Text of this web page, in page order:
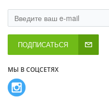
ПОДПИСАТЬСЯ
МЫ В СОЦСЕТЯХ